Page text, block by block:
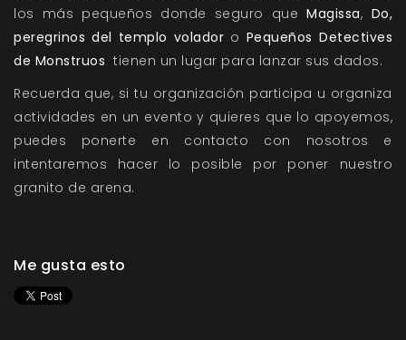
los más pequeños donde seguro queMagissa, Do,
peregrinos del templo volador o Pequeños Detectives
de Monstruos tienen un lugar para lanzar sus dados.
Recuerda que, si tu organización participa u organiza
actividades en un evento y quieres que lo apoyemos,
puedes ponerte en contacto con nosotros e
intentaremos hacer lo posible por poner nuestro
granito de arena.
Me gusta esto